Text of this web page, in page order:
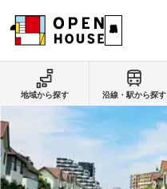
地域から探す 沿線・駅から探す